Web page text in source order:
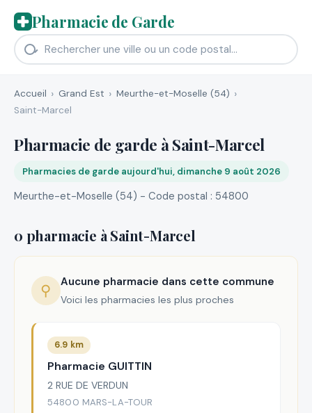
Pharmacie de Garde
Accueil Grand Est
Meurthe-et-Moselle (54)
Saint-Marcel
Pharmacie de garde à Saint-Marcel
Pharmacies de garde aujourd'hui, dimanche 9 août 2026
Meurthe-et-Moselle (54) - Code postal : 54800
0 pharmacie à Saint-Marcel
⚲ Aucune pharmacie dans cette commune
Voici les pharmacies les plus proches
6.9 km
Pharmacie GUITTIN
2 RUE DE VERDUN
54800 MARS-LA-TOUR